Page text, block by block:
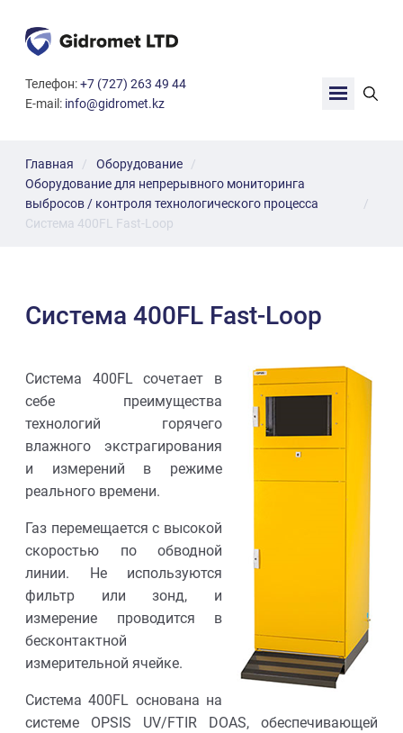
i
d
m
e
t
L
Телефон:+7 (727) 263 49 44
E-mail: info@gidromet.kz
Главная
Оборудование
Оборудование для непрерывного мониторинга
выбросов / контроля технологического процесса
Система 400FL Fast-Loop
Система 400FL Fast-Loop
Система 400FL сочетает в
себе преимущества
технологий горячего
влажного экстрагирования
и измерений в режиме
реального времени.
Газ перемещается с высокой
скоростью по обводной
линии. Не используются
фильтр или зонд, и
измерение проводится в
бесконтактной
измерительной ячейке.
Система 400FL основана на
системе OPSIS UV/FTIR DOAS, обеспечивающей